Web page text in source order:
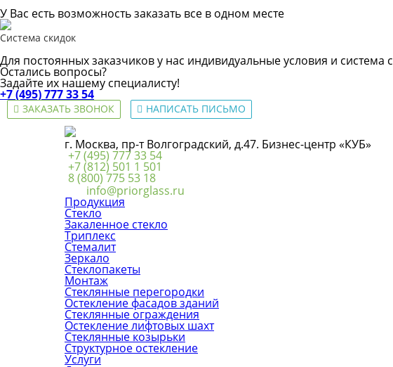
У Вас есть возможность заказать все в одном месте
Система скидок
Для постоянных заказчиков у нас индивидуальные условия и система
Остались вопросы?
Задайте их нашему специалисту!
+7 (495) 777 33 54
ЗАКАЗАТЬ ЗВОНОК НАПИСАТЬ ПИСЬМО
г. Москва, пр-т Волгоградский, д.47. Бизнес-центр «КУБ»
+7 (495) 777 33 54
+7 (812) 501 1 501
8 (800) 775 53 18
info@priorglass.ru
Продукция
Стекло
Закаленное стекло
Триплекс
Стемалит
Зеркало
Стеклопакеты
Монтаж
Стеклянные перегородки
Остекление фасадов зданий
Стеклянные ограждения
Остекление лифтовых шахт
Стеклянные козырьки
Структурное остекление
Услуги